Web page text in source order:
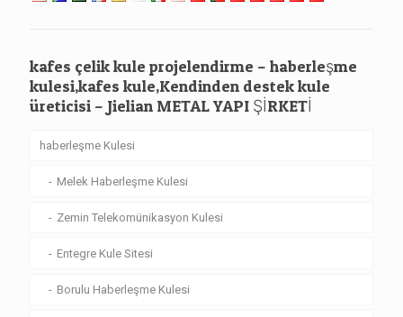
kafes çelik kule projelendirme – haberleşme
kulesi,kafes kule,Kendinden destek kule
üreticisi – Jielian METAL YAPI ŞİRKETİ
haberleşme Kulesi
Melek Haberleşme Kulesi
Zemin Telekomünikasyon Kulesi
Entegre Kule Sitesi
Borulu Haberleşme Kulesi